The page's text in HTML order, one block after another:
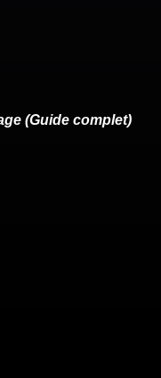
(Guide complet)